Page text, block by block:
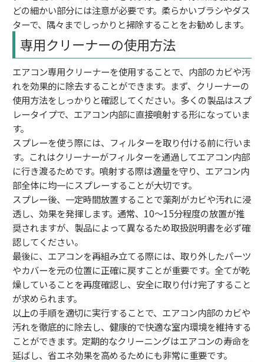
どの細かい部分には注意が必要です。柔らかいブラシやダス
ターで、隅々までしっかりと掃除することをお勧めします。
専用クリーナーの使用方法
エアコン専用クリーナーを使用することで、内部のカビや汚
れを効果的に除去することができます。まず、クリーナーの
使用方法をしっかりと確認してください。多くの製品はスプ
レータイプで、エアコン内部に直接噴射する形になっていま
す。
スプレーを使う際には、フィルターを取り付ける前に行いま
す。これはクリーナーがフィルターを通過してエアコン内部
に行き渡るためです。噴射する際は適量を守り、エアコン内
部全体に均一にスプレーすることが大切です。
スプレー後、一定時間放置することで薬剤がカビや汚れに浸
透し、効果を発揮します。通常、10〜15分程度の放置が推
奨されますが、製品によって異なるため取扱説明書を必ず確
認してください。
最後に、エアコンを再組み立てる際には、取り外したパーツ
やカバーを元の位置に正確に戻すことが重要です。全てが乾
燥していることを再度確認し、安全に取り付け完了すること
が求められます。
以上の手順を適切に実行することで、エアコン内部のカビや
汚れを徹底的に除去し、健康的で快適な室内環境を維持する
ことができます。定期的なクリーニングはエアコンの寿命を
延ばし、省エネ効果を高めるためにも非常に重要です。